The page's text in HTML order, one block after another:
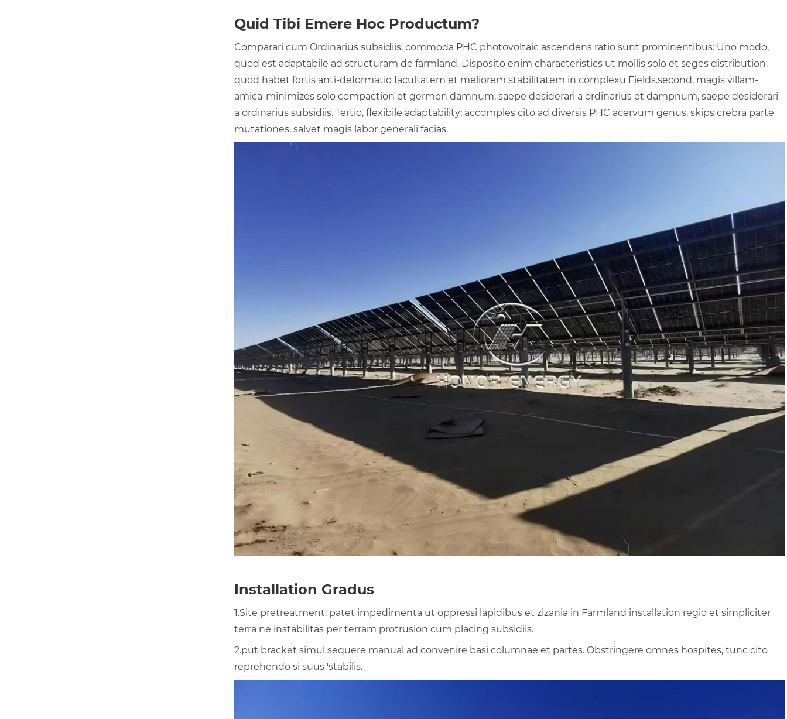
Quid Tibi Emere Hoc Productum?
Comparari cum Ordinarius subsidiis, commoda PHC photovoltaic ascendens ratio sunt prominentibus: Uno modo,
quod est adaptabile ad structuram de farmland. Disposito enim characteristics ut mollis solo et seges distribution,
quod habet fortis anti-deformatio facultatem et meliorem stabilitatem in complexu Fields.second, magis villam-
amica-minimizes solo compaction et germen damnum, saepe desiderari a ordinarius et dampnum, saepe desiderari
a ordinarius subsidiis. Tertio, flexibile adaptability: accomples cito ad diversis PHC acervum genus, skips crebra parte
mutationes, salvet magis labor generali facias.
Installation Gradus
1.Site pretreatment: patet impedimenta ut oppressi lapidibus et zizania in Farmland installation regio et simpliciter
terra ne instabilitas per terram protrusion cum placing subsidiis.
2.put bracket simul sequere manual ad convenire basi columnae et partes. Obstringere omnes hospites, tunc cito
reprehendo si suus 'stabilis.